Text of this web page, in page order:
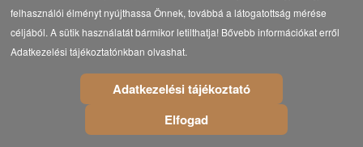
Envoyer
© Copyright 2021 Eötvös Károly Megyei Könyvtár
felhasználói élményt nyújthassa Önnek, továbbá a látogatottság mérése
céljából. A sütik használatát bármikor letilthatja! Bővebb információkat erről
Adatkezelési tájékoztatónkban olvashat.
Adatkezelési tájékoztató
Elfogad